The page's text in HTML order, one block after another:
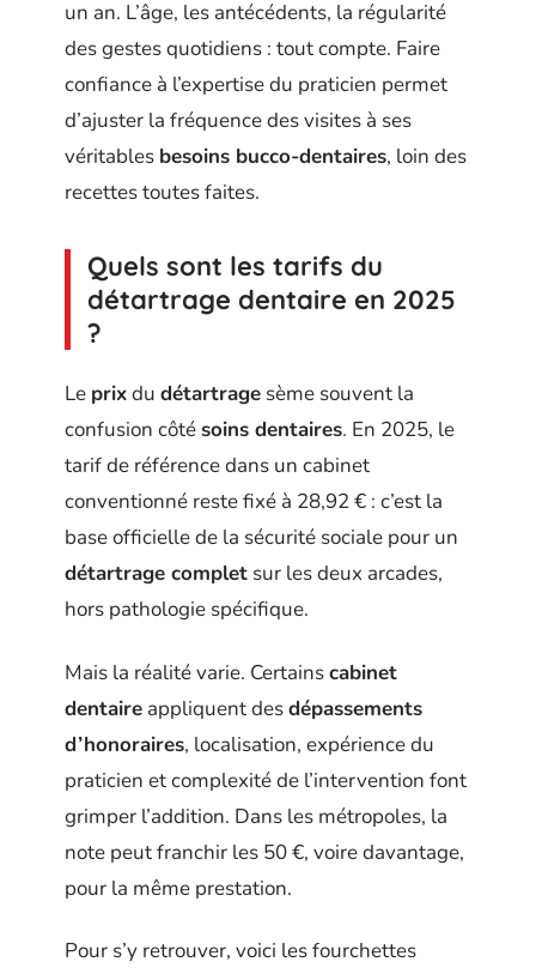
un an. L’âge, les antécédents, la régularité
des gestes quotidiens : tout compte. Faire
confiance à l’expertise du praticien permet
d’ajuster la fréquence des visites à ses
véritables besoins bucco-dentaires, loin des
recettes toutes faites.
Quels sont les tarifs du
détartrage dentaire en 2025
?
Le prixdu détartrage sème souvent la
confusion côtésoins dentaires. En 2025, le
tarif de référence dans un cabinet
conventionné reste fixé à 28,92 € : c’est la
base officielle de la sécurité sociale pour un
détartrage complet sur les deux arcades,
hors pathologie spécifique.
Mais la réalité varie. Certainscabinet
dentaire appliquent desdépassements
d’honoraires, localisation, expérience du
praticien et complexité de l’intervention font
grimper l’addition. Dans les métropoles, la
note peut franchir les 50 €, voire davantage,
pour la même prestation.
Pour s’y retrouver, voici les fourchettes